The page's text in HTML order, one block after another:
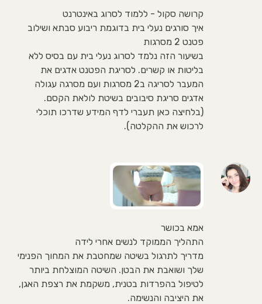
קרושה סקול - ללמוד לסרוג באינטרנט
איך סורגים נעלי בית בדוגמת ריבוע סבתא ושילוב
פטנט 2 מסרגות
בשיעור הזה נלמד לסרוג נעלי בית עם בסיס ללא
בליטות או קשרים. לסריגת הפטנט אדגים את
המעבר לסריגה ב2 מסרגות ועם מסרגה עגולה
אדגים סריגת סיבובים בשיטת לולאת הקסם.
(בלחיצה כאן תעברי לדף המידע שדרכו תוכלי
לרכוש את ההקלטה).
אמא בכושר
התהליך הממוקד לנשים אחרי לידה
מדריך לתרגול בשיטה שמחטבת את המחוך הפנימי
שלך ושואבת את הבטן. השיטה המוצלחת ביותר
לטיפול בהפרדות בטנית, משקמת את רצפת האגן,
את היציבה והנשימה.